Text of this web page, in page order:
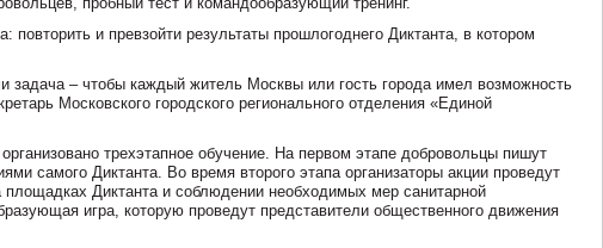
и превзойти результаты прошлогоднего Диктанта, в котором
задача – чтобы каждый житель Москвы или гость города имел возможность
Московского городского регионального отделения «Единой
трехэтапное обучение. На первом этапе добровольцы пишут
самого Диктанта. Во время второго этапа организаторы акции проведут
площадках Диктанта и соблюдении необходимых мер санитарной
игра, которую проведут представители общественного движения